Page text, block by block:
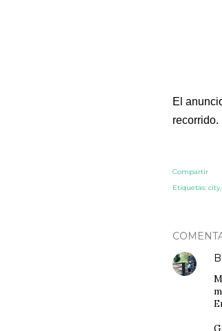
El
recorrido.
Compartir
Etiquetas: city